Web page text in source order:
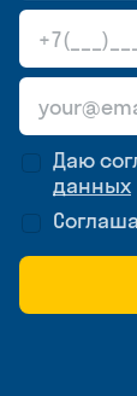
Даю
данных